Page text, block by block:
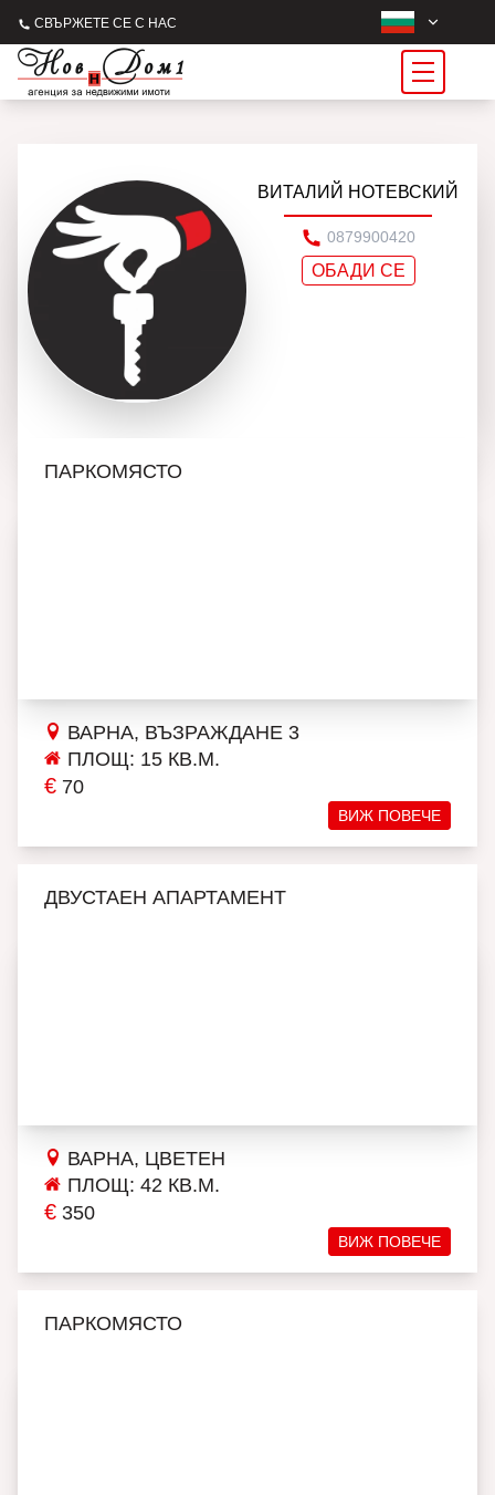
СВЪРЖЕТЕ СЕ С НАС
ВИТАЛИЙ НОТЕВСКИЙ
0879900420
ОБАДИ СЕ
ПАРКОМЯСТО
ВАРНА, ВЪЗРАЖДАНЕ 3
ПЛОЩ: 15 КВ.М.
€ 70
ВИЖ ПОВЕЧЕ
ДВУСТАЕН АПАРТАМЕНТ
ВАРНА, ЦВЕТЕН
ПЛОЩ: 42 КВ.М.
€ 350
ВИЖ ПОВЕЧЕ
ПАРКОМЯСТО